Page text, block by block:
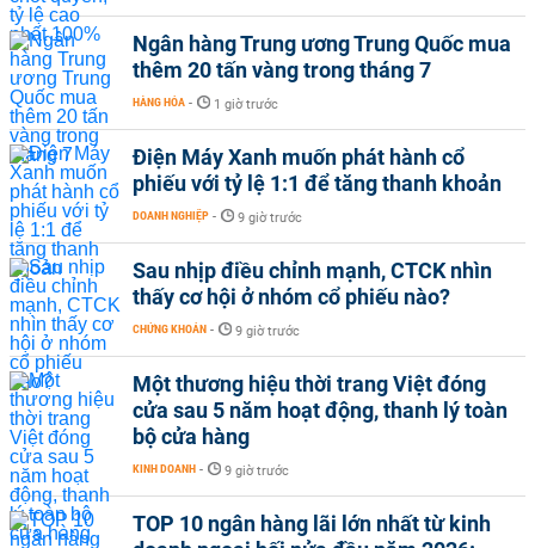
Ngân hàng Trung ương Trung Quốc mua
thêm 20 tấn vàng trong tháng 7
HÀNG HÓA - 1 giờ trước
Điện Máy Xanh muốn phát hành cổ
phiếu với tỷ lệ 1:1 để tăng thanh khoản
DOANH NGHIỆP - 9 giờ trước
Sau nhịp điều chỉnh mạnh, CTCK nhìn
thấy cơ hội ở nhóm cổ phiếu nào?
CHỨNG KHOÁN - 9 giờ trước
Một thương hiệu thời trang Việt đóng
cửa sau 5 năm hoạt động, thanh lý toàn
bộ cửa hàng
KINH DOANH - 9 giờ trước
TOP 10 ngân hàng lãi lớn nhất từ kinh